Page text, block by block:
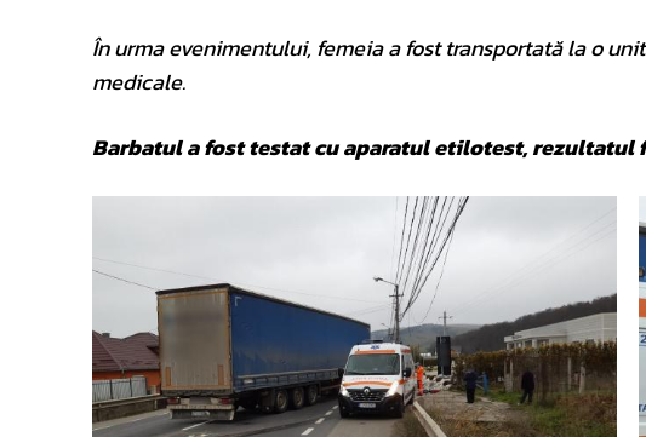
În urma evenimentului, femeia a fost transportată la o
medicale.
Barbatul a fost testat cu aparatul etilotest, rezultatul